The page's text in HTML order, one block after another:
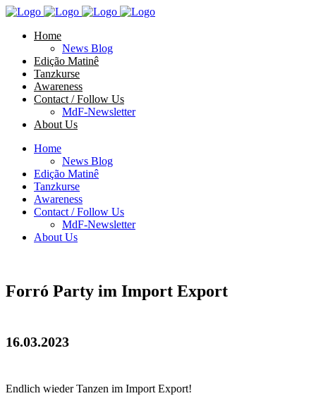
Home
News Blog
Edição Matinê
Tanzkurse
Awareness
Contact / Follow Us
MdF-Newsletter
About Us
Home
News Blog
Edição Matinê
Tanzkurse
Awareness
Contact / Follow Us
MdF-Newsletter
About Us
Forró Party im Import Export
16.03.2023
Endlich wieder Tanzen im Import Export!